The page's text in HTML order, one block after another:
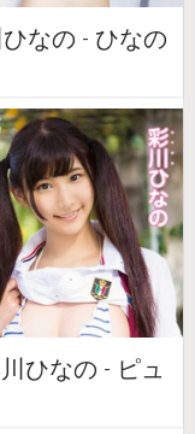
ひなの - ひなの
川ひなの - ピュ